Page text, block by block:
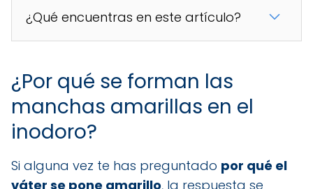
¿Qué encuentras en este artículo?
¿Por qué se forman las
manchas amarillas en el
inodoro?
Si alguna vez te has preguntado por qué el
váter se pone amarillo, la respuesta se